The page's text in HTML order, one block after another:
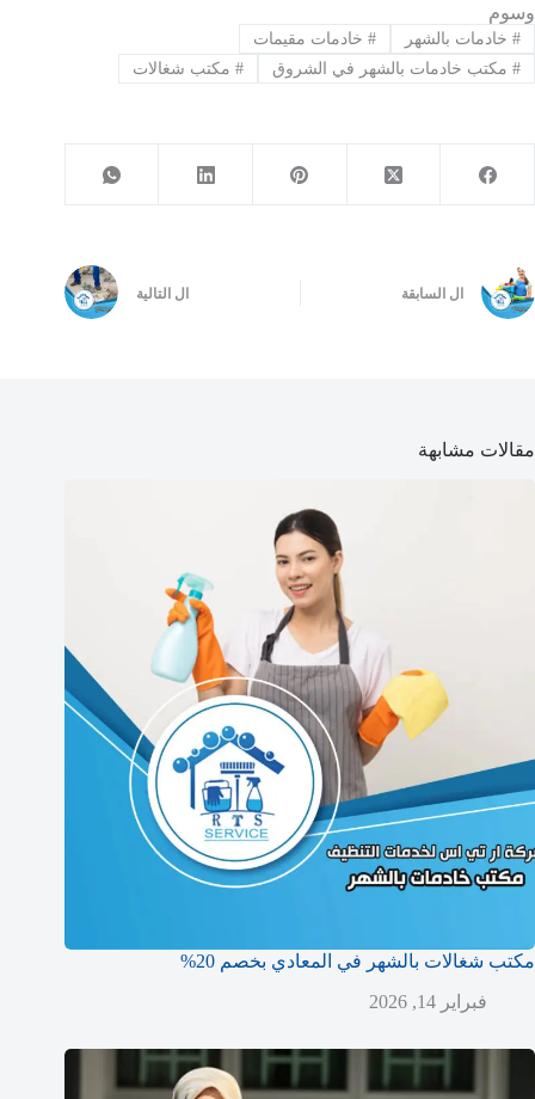
وسوم
#خادمات بالشهر #خادمات مقيمات
#مكتب خادمات بالشهر في الشروق #مكتب شغالات
ال السابقة ال التالية
مقالات مشابهة
مكتب شغالات بالشهر في المعادي بخصم 20%
فبراير 14, 2026